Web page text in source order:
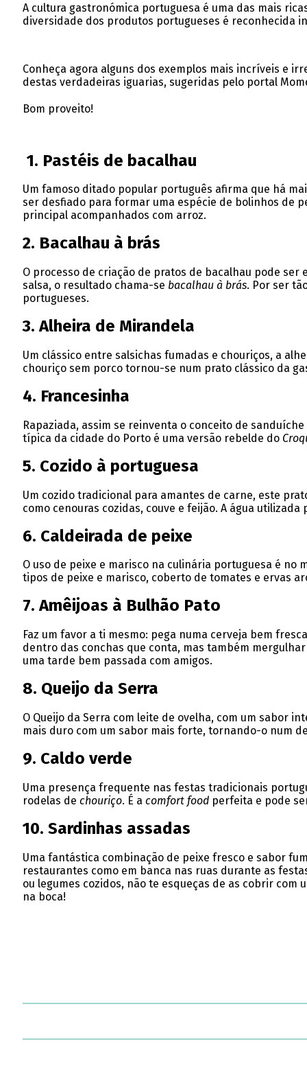
A cultura gastronómica portuguesa é uma das mais
diversidade dos produtos portugueses é reconhecida
Conheça agora alguns dos exemplos mais incríveis e
destas verdadeiras iguarias, sugeridas pelo portal
Bom proveito!
1. Pastéis de bacalhau
Um famoso ditado popular português afirma que há
ser desfiado para formar uma espécie de bolinhos de
principal acompanhados com arroz.
2. Bacalhau à brás
O processo de criação de pratos de bacalhau pode
salsa, o resultado chama-se bacalhau à brás. Por ser
portugueses.
3. Alheira de Mirandela
Um clássico entre salsichas fumadas e chouriços, a
chouriço sem porco tornou-se num prato clássico da
4. Francesinha
Rapaziada, assim se reinventa o conceito de
típica da cidade do Porto é uma versão rebelde do
5. Cozido à portuguesa
Um cozido tradicional para amantes de carne, este
como cenouras cozidas, couve e feijão. A água
6. Caldeirada de peixe
O uso de peixe e marisco na culinária portuguesa é
tipos de peixe e marisco, coberto de tomates e ervas
7. Amêijoas à Bulhão Pato
Faz um favor a ti mesmo: pega numa cerveja bem
dentro das conchas que conta, mas também
uma tarde bem passada com amigos.
8. Queijo da Serra
O Queijo da Serra com leite de ovelha, com um sabor
mais duro com um sabor mais forte, tornando-o num
9. Caldo verde
Uma presença frequente nas festas tradicionais
rodelas de chouriço. É a comfort foodperfeita e pode
10. Sardinhas assadas
Uma fantástica combinação de peixe fresco e sabor
restaurantes como em banca nas ruas durante as
ou legumes cozidos, não te esqueças de as cobrir
na boca!